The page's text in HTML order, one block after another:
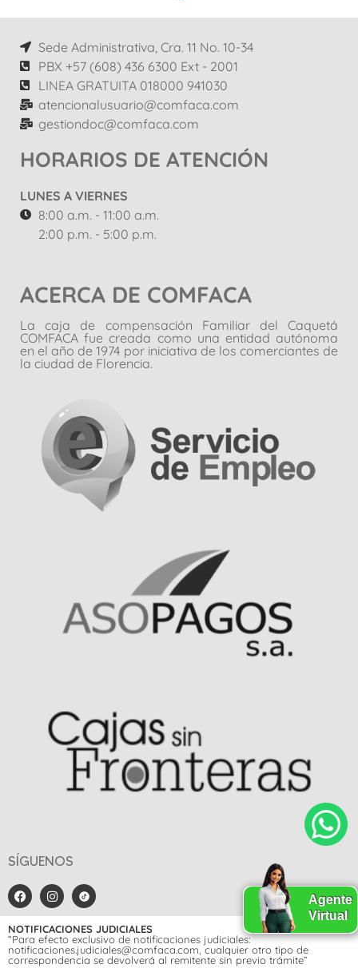
Sede Administrativa, Cra. 11 No. 10-34
PBX +57 (608) 436 6300 Ext - 2001
LINEA GRATUITA 018000 941030
atencionalusuario@comfaca.com
gestiondoc@comfaca.com
HORARIOS DE ATENCIÓN
LUNES A VIERNES
8:00 a.m. - 11:00 a.m.
2:00 p.m. - 5:00 p.m.
ACERCA DE COMFACA
La caja de compensación Familiar del Caquetá
COMFACA fue creada como una entidad autónoma
en el año de 1974 por iniciativa de los comerciantes de
la ciudad de Florencia.
SÍGUENOS
NOTIFICACIONES JUDICIALES
“Para efecto exclusivo de notificaciones judiciales:
notificaciones.judiciales@comfaca.com, cualquier otro tipo de
correspondencia se devolverá al remitente sin previo trámite”
Agente
Virtual